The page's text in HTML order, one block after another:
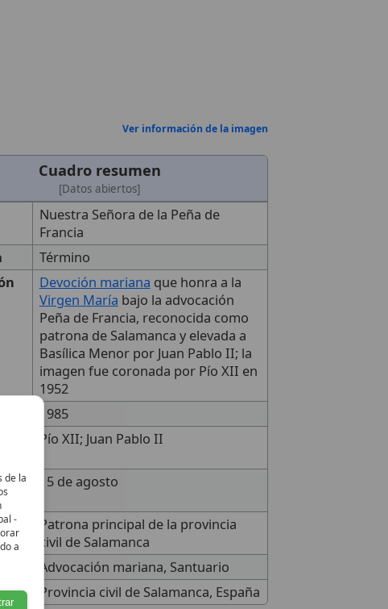
Ver información de la imagen
Cuadro resumen
[Datos abiertos]
Nuestra Señora de la Peña de
Francia
Término
Devoción mariana que honra a la
Virgen María bajo la advocación
Peña de Francia, reconocida como
patrona de Salamanca y elevada a
Basílica Menor por Juan Pablo II; la
imagen fue coronada por Pío XII en
1952
1985
Pío XII; Juan Pablo II
15 de agosto
Patrona principal de la provincia
civil de Salamanca
Advocación mariana, Santuario
Provincia civil de Salamanca, España
de la
-
a